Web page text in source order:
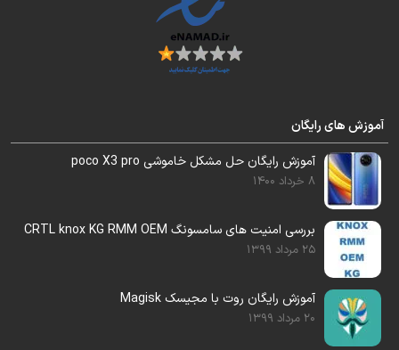
آموزش های رایگان
آموزش رایگان حل مشکل خاموشی poco X3 pro
8 خرداد 1400
بررسی امنیت های سامسونگ CRTL knox KG RMM OEM
25 مرداد 1399
آموزش رایگان روت با مجیسک Magisk
20 مرداد 1399